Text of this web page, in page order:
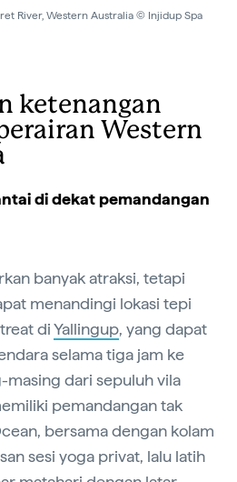
River, Western Australia © Injidup Spa
ketenangan
Western
di dekat pemandangan
banyak atraksi, tetapi
menandingi lokasi tepi
diYallingup, yang dapat
selama tiga jam ke
masing dari sepuluh vila
pemandangan tak
bersama dengan kolam
sesi yoga privat, lalu latih